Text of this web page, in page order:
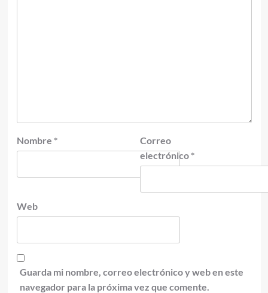
Nombre *
Correo
electrónico *
Web
Guarda mi nombre, correo electrónico y web en este
navegador para la próxima vez que comente.